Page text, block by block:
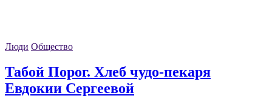
Люди Общество
Табой Порог. Хлеб чудо-пекаря
Евдокии Сергеевой